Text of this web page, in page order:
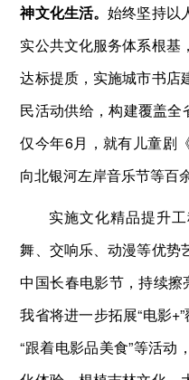
神文化生活。始终坚持以
实公共文化服务体系根基
达标提质，实施城市书店
民活动供给，构建覆盖全
仅今年6月，就有儿童剧
向北银河左岸音乐节等百
实施文化精品提升
舞、交响乐、动漫等优势
中国长春电影节，持续擦
我省将进一步拓展“电影
“跟着电影品美食”等活动